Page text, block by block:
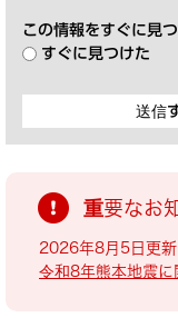
この情報をすぐに見
すぐに見つけた
重要なお
2026年8月5日更新
令和8年熊本地震に